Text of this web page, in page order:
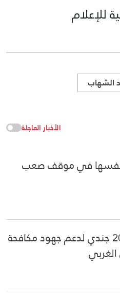
للإعلام
الشهاب
الأخبار العاجلة
نفسها في موقف صعب
الولايات المتحدة ترسل 200 جندي لدعم جهود مكافحة